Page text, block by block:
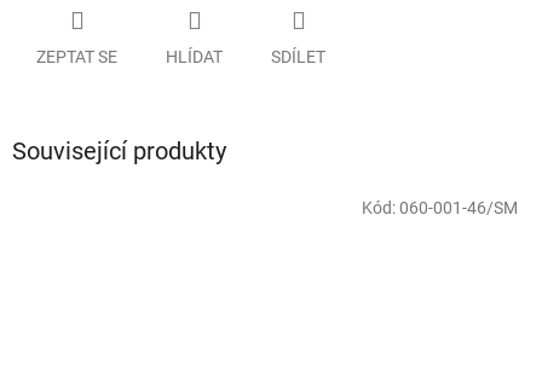
ZEPTAT SE HLÍDAT SDÍLET
Související produkty
Kód:060-001-46/SM